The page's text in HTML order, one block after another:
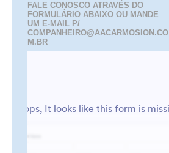
FALE CONOSCO ATRAVÉS DO
FORMULÁRIO ABAIXO OU MANDE
UM E-MAIL P/
COMPANHEIRO@AACARMOSION.CO
M.BR